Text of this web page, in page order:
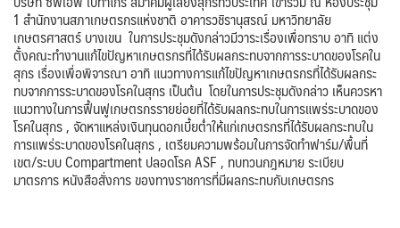
1 สำนักงานสภาเกษตรกรแห่งชาติ อาคารวชิรานุสรณ์ มหาวิทยาลัย
เกษตรศาสตร์ บางเขน ในการประชุมดังกล่าวมีวาระเรื่องเพื่อทราบ อาทิ แต่ง
ตั้งคณะทำงานแก้ไขปัญหาเกษตรกรที่ได้รับผลกระทบจากการระบาดของโรคใน
สุกร เรื่องเพื่อพิจารณา อาทิ แนวทางการแก้ไขปัญหาเกษตรกรที่ได้รับผลกระ
ทบจากการระบาดของโรคในสุกร เป็นต้น โดยในการประชุมดังกล่าว เห็นควรหา
แนวทางในการฟื้นฟูเกษตรกรรายย่อยที่ได้รับผลกระทบในการแพร่ระบาดของ
โรคในสุกร , จัดหาแหล่งเงินทุนดอกเบี้ยต่ำให้แก่เกษตรกรที่ได้รับผลกระทบใน
การแพร่ระบาดของโรคในสุกร , เตรียมความพร้อมในการจัดทำฟาร์ม/พื้นที่
เขต/ระบบ Compartment ปลอดโรค ASF , ทบทวนกฎหมาย ระเบียบ
มาตรการ หนังสือสั่งการ ของทางราชการที่มีผลกระทบกับเกษตรกร